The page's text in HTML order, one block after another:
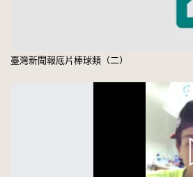
臺灣新聞報底片棒球類（二）